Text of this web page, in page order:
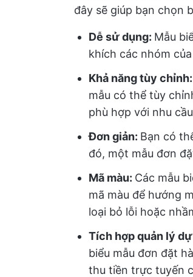
đây sẽ giúp bạn chọn
Dễ sử dụng: Mẫu
khích các nhóm
Khả năng tùy chỉnh:
mẫu có thể tùy
phù hợp với nhu
Đơn giản: Bạn có
đó, một mẫu đơn
Mã màu: Các mẫu
mã màu để hướng
loại bỏ lỗi hoặc
Tích hợp quản lý dự
biểu mẫu đơn đặt
thu tiền trực tuyến